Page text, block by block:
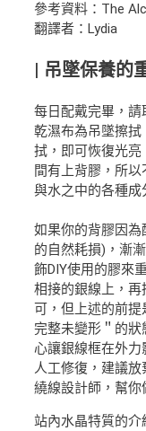
參考資料：The
翻譯者：Lydia
| 吊墜保養的
每日配戴完畢，請
乾濕布為吊墜擦
拭，即可恢復光亮
間有上背膠，所
與水之中的各種成
如果你的背膠因
的自然耗損)，漸
飾DIY使用的膠來
相接的銀線上，
可，但上述的前提
完整未變形＂的
心讓銀線框在外
人工修復，建議
繞線設計師，幫你
站內水晶特質的介